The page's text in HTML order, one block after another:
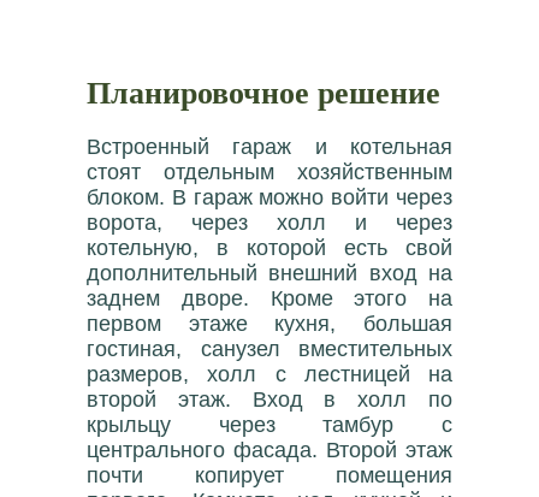
Планировочное решение
Встроенный гараж и котельная
стоят отдельным хозяйственным
блоком. В гараж можно войти через
ворота, через холл и через
котельную, в которой есть свой
дополнительный внешний вход на
заднем дворе. Кроме этого на
первом этаже кухня, большая
гостиная, санузел вместительных
размеров, холл с лестницей на
второй этаж. Вход в холл по
крыльцу через тамбур с
центрального фасада. Второй этаж
почти копирует помещения